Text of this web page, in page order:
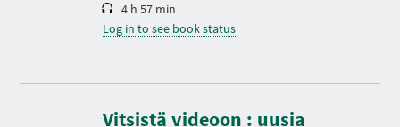
4 h 57 min
Log in to see book status
Vitsistä videoon : uusia
D
r